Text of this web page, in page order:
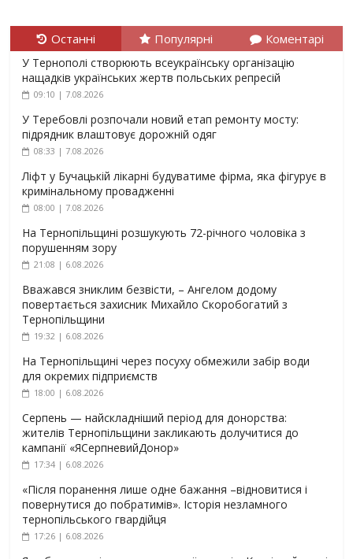
Останні Популярні Коментарі
У Тернополі створюють всеукраїнську організацію
нащадків українських жертв польських репресій
09:10 | 7.08.2026
У Теребовлі розпочали новий етап ремонту мосту:
підрядник влаштовує дорожній одяг
08:33 | 7.08.2026
Ліфт у Бучацькій лікарні будуватиме фірма, яка фігурує в
кримінальному провадженні
08:00 | 7.08.2026
На Тернопільщині розшукують 72-річного чоловіка з
порушенням зору
21:08 | 6.08.2026
Вважався зниклим безвісти, – Ангелом додому
повертається захисник Михайло Скоробогатий з
Тернопільщини
19:32 | 6.08.2026
На Тернопільщині через посуху обмежили забір води
для окремих підприємств
18:00 | 6.08.2026
Серпень — найскладніший період для донорства:
жителів Тернопільщини закликають долучитися до
кампанії «ЯСерпневийДонор»
17:34 | 6.08.2026
«Після поранення лише одне бажання –відновитися і
повернутися до побратимів». Історія незламного
тернопільського гвардійця
17:26 | 6.08.2026